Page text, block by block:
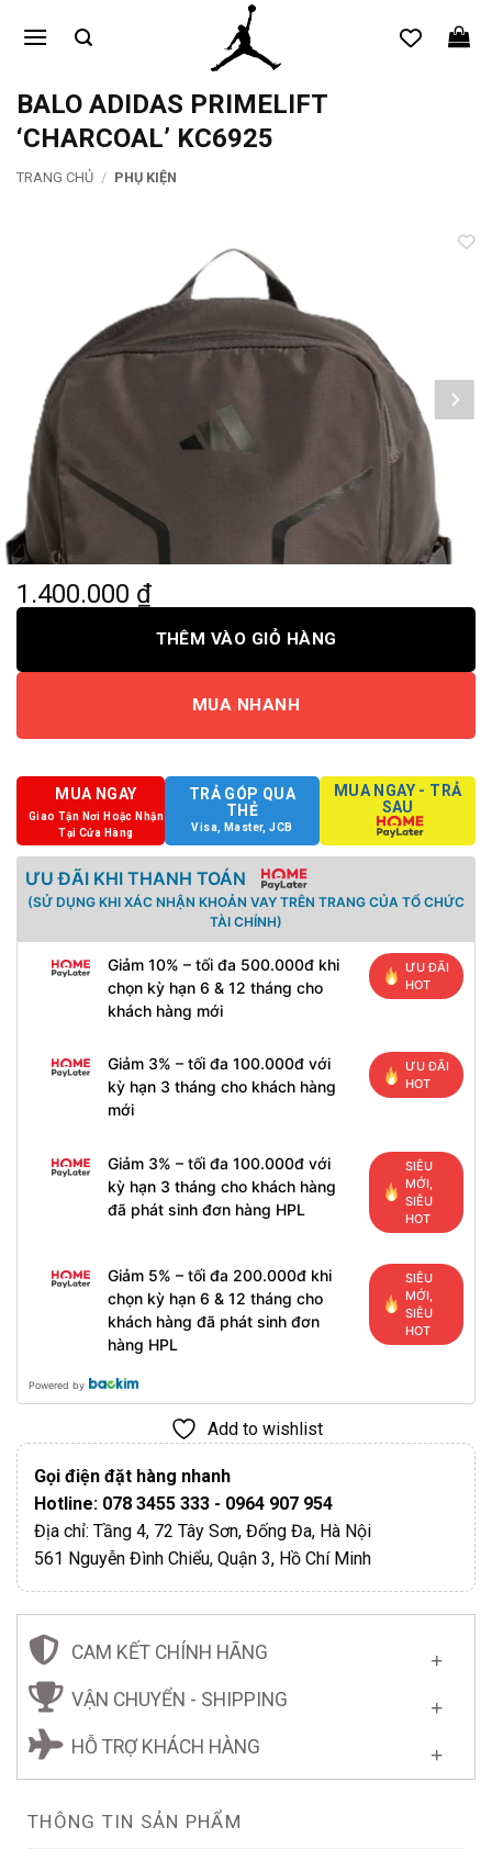
qua
dungBALO ADIDAS PRIMELIFT
‘CHARCOAL’ KC6925
TRANG CHỦ / PHỤ KIỆN
1.400.000 ₫
THÊM VÀO GIỎ HÀNG
MUA NHANH
MUA NGAY
Giao Tận Nơi Hoặc Nhận
Tại Cửa Hàng
TRẢ GÓP QUA
THẺ
Visa, Master, JCB
MUA NGAY - TRẢ
SAU
ƯU ĐÃI KHI THANH TOÁN
(SỬ DỤNG KHI XÁC NHẬN KHOẢN VAY TRÊN TRANG CỦA TỔ CHỨC
TÀI CHÍNH)
Giảm 10% – tối đa 500.000đ khi
chọn kỳ hạn 6 & 12 tháng cho
khách hàng mới
ƯU ĐÃI
HOT
Giảm 3% – tối đa 100.000đ với
kỳ hạn 3 tháng cho khách hàng
mới
ƯU ĐÃI
HOT
Giảm 3% – tối đa 100.000đ với
kỳ hạn 3 tháng cho khách hàng
đã phát sinh đơn hàng HPL
SIÊU
MỚI,
SIÊU
HOT
Giảm 5% – tối đa 200.000đ khi
chọn kỳ hạn 6 & 12 tháng cho
khách hàng đã phát sinh đơn
hàng HPL
SIÊU
MỚI,
SIÊU
HOT
Powered by
Add to wishlist
Gọi điện đặt hàng nhanh
Hotline: 078 3455 333 - 0964 907 954
Địa chỉ: Tầng 4, 72 Tây Sơn, Đống Đa, Hà Nội
561 Nguyễn Đình Chiểu, Quận 3, Hồ Chí Minh
CAM KẾT CHÍNH HÃNG
VẬN CHUYỂN - SHIPPING
HỖ TRỢ KHÁCH HÀNG
THÔNG TIN SẢN PHẨM